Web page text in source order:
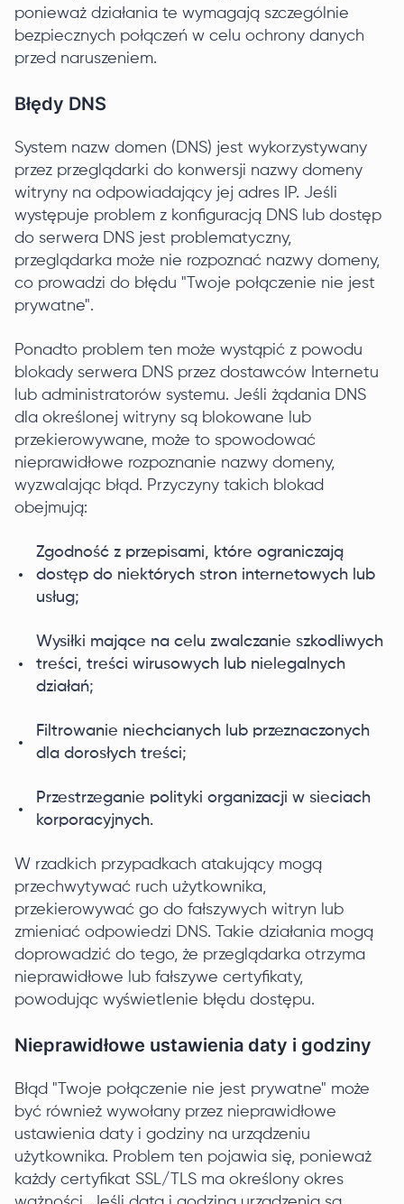
ponieważ działania te wymagają szczególnie
bezpiecznych połączeń w celu ochrony danych
przed naruszeniem.
Błędy DNS
System nazw domen (DNS) jest wykorzystywany
przez przeglądarki do konwersji nazwy domeny
witryny na odpowiadający jej adres IP. Jeśli
występuje problem z konfiguracją DNS lub dostęp
do serwera DNS jest problematyczny,
przeglądarka może nie rozpoznać nazwy domeny,
co prowadzi do błędu "Twoje połączenie nie jest
prywatne".
Ponadto problem ten może wystąpić z powodu
blokady serwera DNS przez dostawców Internetu
lub administratorów systemu. Jeśli żądania DNS
dla określonej witryny są blokowane lub
przekierowywane, może to spowodować
nieprawidłowe rozpoznanie nazwy domeny,
wyzwalając błąd. Przyczyny takich blokad
obejmują:
Zgodność z przepisami, które ograniczają
dostęp do niektórych stron internetowych lub
usług;
Wysiłki mające na celu zwalczanie szkodliwych
treści, treści wirusowych lub nielegalnych
działań;
Filtrowanie niechcianych lub przeznaczonych
dla dorosłych treści;
Przestrzeganie polityki organizacji w sieciach
korporacyjnych.
W rzadkich przypadkach atakujący mogą
przechwytywać ruch użytkownika,
przekierowywać go do fałszywych witryn lub
zmieniać odpowiedzi DNS. Takie działania mogą
doprowadzić do tego, że przeglądarka otrzyma
nieprawidłowe lub fałszywe certyfikaty,
powodując wyświetlenie błędu dostępu.
Nieprawidłowe ustawienia daty i godziny
Błąd "Twoje połączenie nie jest prywatne" może
być również wywołany przez nieprawidłowe
ustawienia daty i godziny na urządzeniu
użytkownika. Problem ten pojawia się, ponieważ
każdy certyfikat SSL/TLS ma określony okres